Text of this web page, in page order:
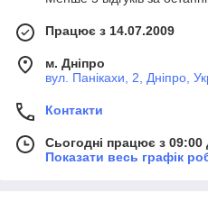
Працює з 14.07.2009
м. Дніпро
вул. Панікахи, 2, Дніпро,
Контакти
Сьогодні працює з 09:00
Показати весь графік